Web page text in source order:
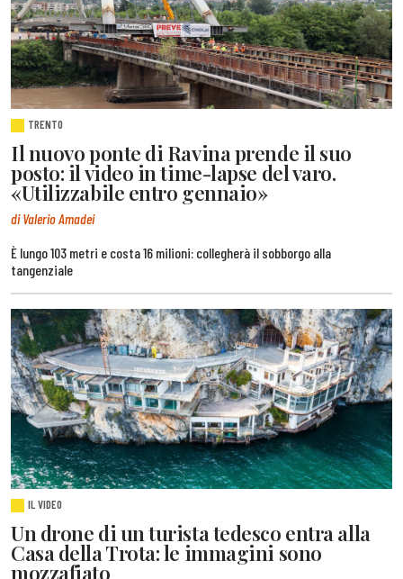
TRENTO
Il nuovo ponte di Ravina prende il suo
posto: il video in time-lapse del varo.
«Utilizzabile entro gennaio»
di Valerio Amadei
È lungo 103 metri e costa 16 milioni: collegherà il sobborgo alla
tangenziale
IL VIDEO
Un drone di un turista tedesco entra alla
Casa della Trota: le immagini sono
mozzafiato